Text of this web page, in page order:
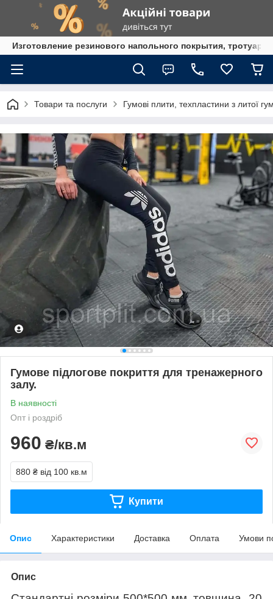
Изготовление резинового напольного покрытия,
Товари та послуги Гумові плити, техпластини з литої
Гумове підлогове покриття для тренажерного
залу.
В наявності
Опт і роздріб
960 ₴/кв.м
880 ₴ від 100 кв.м
Купити
Опис Характеристики Доставка Оплата Умови
Опис